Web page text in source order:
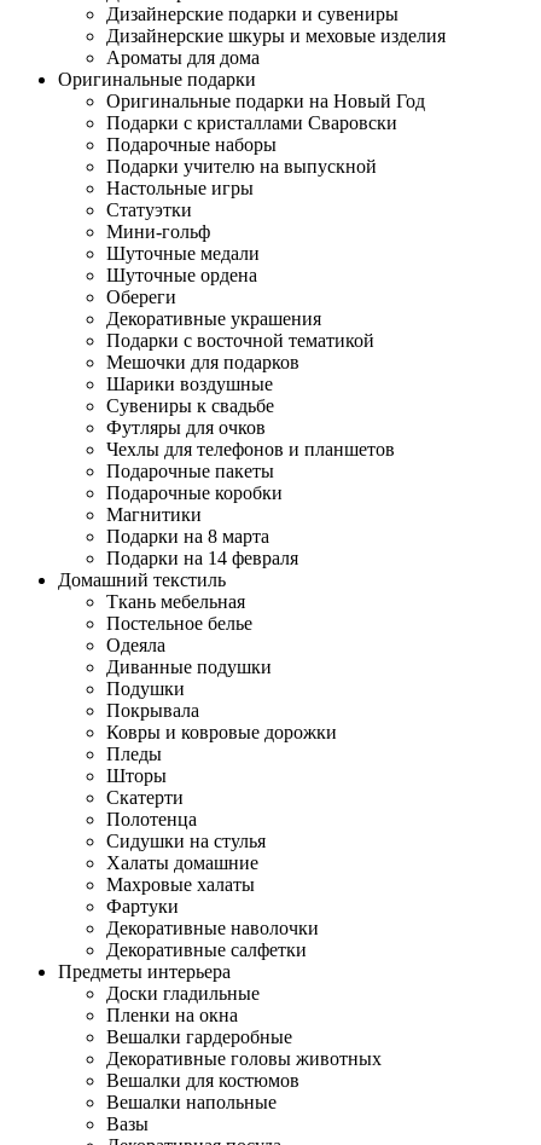
Дизайнерские подарки и сувениры
Дизайнерские шкуры и меховые изделия
Ароматы для дома
Оригинальные подарки
Оригинальные подарки на Новый Год
Подарки с кристаллами Сваровски
Подарочные наборы
Подарки учителю на выпускной
Настольные игры
Статуэтки
Мини-гольф
Шуточные медали
Шуточные ордена
Обереги
Декоративные украшения
Подарки с восточной тематикой
Мешочки для подарков
Шарики воздушные
Сувениры к свадьбе
Футляры для очков
Чехлы для телефонов и планшетов
Подарочные пакеты
Подарочные коробки
Магнитики
Подарки на 8 марта
Подарки на 14 февраля
Домашний текстиль
Ткань мебельная
Постельное белье
Одеяла
Диванные подушки
Подушки
Покрывала
Ковры и ковровые дорожки
Пледы
Шторы
Скатерти
Полотенца
Сидушки на стулья
Халаты домашние
Махровые халаты
Фартуки
Декоративные наволочки
Декоративные салфетки
Предметы интерьера
Доски гладильные
Пленки на окна
Вешалки гардеробные
Декоративные головы животных
Вешалки для костюмов
Вешалки напольные
Вазы